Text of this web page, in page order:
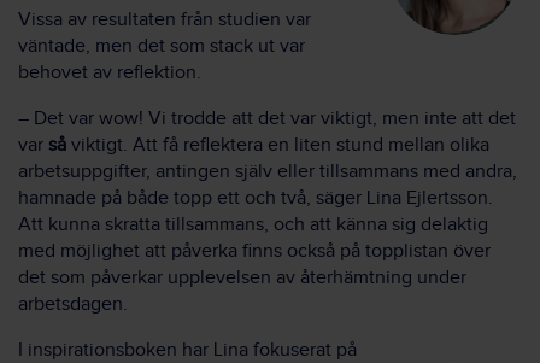
Vissa av resultaten från studien var
väntade, men det som stack ut var
behovet av reflektion.
– Det var wow! Vi trodde att det var viktigt, men inte att det
var så viktigt. Att få reflektera en liten stund mellan olika
arbetsuppgifter, antingen själv eller tillsammans med andra,
hamnade på både topp ett och två, säger Lina Ejlertsson.
Att kunna skratta tillsammans, och att känna sig delaktig
med möjlighet att påverka finns också på topplistan över
det som påverkar upplevelsen av återhämtning under
arbetsdagen.
I inspirationsboken har Lina fokuserat på